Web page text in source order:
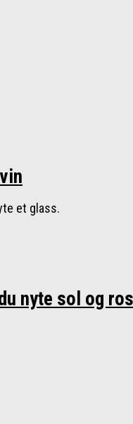
et glass.
nyte sol og